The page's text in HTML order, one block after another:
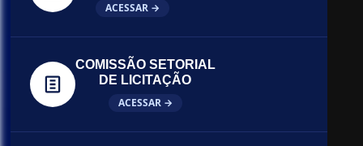
ACESSAR →
COMISSÃO SETORIAL
DE LICITAÇÃO
ACESSAR →